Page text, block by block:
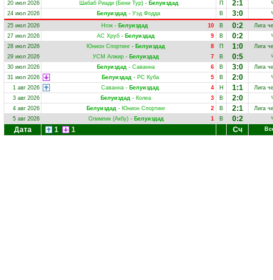
20 июл 2026
Шабаб Риади (Бени Тур)- Белуиздад П 2:1
24 июл 2026
Белуиздад - Уэд Фодда В 3:0
25 июл 2026
10
Нгок- Белуиздад В 0:2
Лига
27 июл 2026
9
АС Хруб - Белуиздад В 0:2
28 июл 2026
8
Юнион Спортинг - Белуиздад П 1:0
Лига
29 июл 2026
7
УСМ Алжир - Белуиздад В 0:5
30 июл 2026
6
Белуиздад - Саванна В 3:0
Лига
31 июл 2026
5
Белуиздад- РС Куба В 2:0
1 авг 2026
4
Саванна - Белуиздад Н 1:1
Лига
3 авг 2026
3
Белуиздад - Колеа В 2:0
4 авг 2026
2
Белуиздад - Юнион Спортинг В 2:1
Лига
5 авг 2026
1
Олимпик (Акбу)- Белуиздад В 0:2
Дата 1 1 Сч